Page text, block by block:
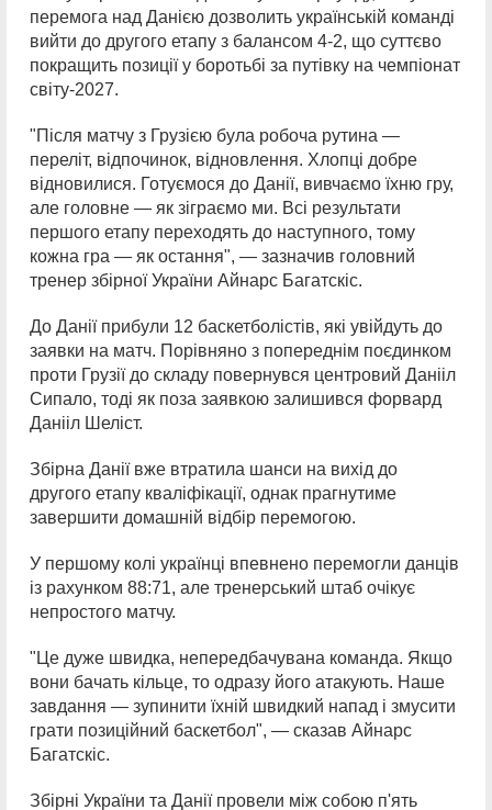
перемога над Данією дозволить українській команді
вийти до другого етапу з балансом 4-2, що суттєво
покращить позиції у боротьбі за путівку на чемпіонат
світу-2027.
"Після матчу з Грузією була робоча рутина —
переліт, відпочинок, відновлення. Хлопці добре
відновилися. Готуємося до Данії, вивчаємо їхню гру,
але головне — як зіграємо ми. Всі результати
першого етапу переходять до наступного, тому
кожна гра — як остання", — зазначив головний
тренер збірної України Айнарс Багатскіс.
До Данії прибули 12 баскетболістів, які увійдуть до
заявки на матч. Порівняно з попереднім поєдинком
проти Грузії до складу повернувся центровий Данііл
Сипало, тоді як поза заявкою залишився форвард
Данііл Шеліст.
Збірна Данії вже втратила шанси на вихід до
другого етапу кваліфікації, однак прагнутиме
завершити домашній відбір перемогою.
У першому колі українці впевнено перемогли данців
із рахунком 88:71, але тренерський штаб очікує
непростого матчу.
"Це дуже швидка, непередбачувана команда. Якщо
вони бачать кільце, то одразу його атакують. Наше
завдання — зупинити їхній швидкий напад і змусити
грати позиційний баскетбол", — сказав Айнарс
Багатскіс.
Збірні України та Данії провели між собою п'ять